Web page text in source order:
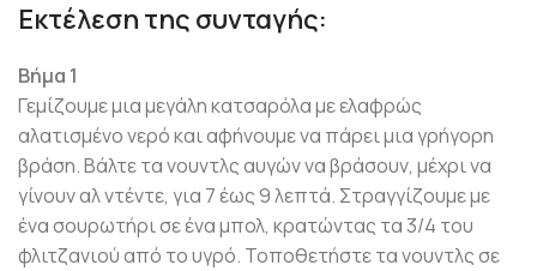
Εκτέλεση της συνταγής:
Βήμα 1
Γεμίζουμε μια μεγάλη κατσαρόλα με ελαφρώς
αλατισμένο νερό και αφήνουμε να πάρει μια γρήγορη
βράση. Βάλτε τα νουντλς αυγών να βράσουν, μέχρι να
γίνουν αλ ντέντε, για 7 έως 9 λεπτά. Στραγγίζουμε με
ένα σουρωτήρι σε ένα μπολ, κρατώντας τα 3/4 του
φλιτζανιού από το υγρό. Τοποθετήστε τα νουντλς σε